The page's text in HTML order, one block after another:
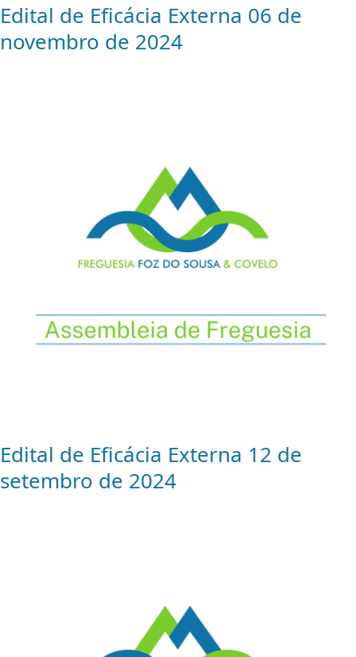
Edital de Eficácia Externa 06 de
novembro de 2024
Edital de Eficácia Externa 12 de
setembro de 2024